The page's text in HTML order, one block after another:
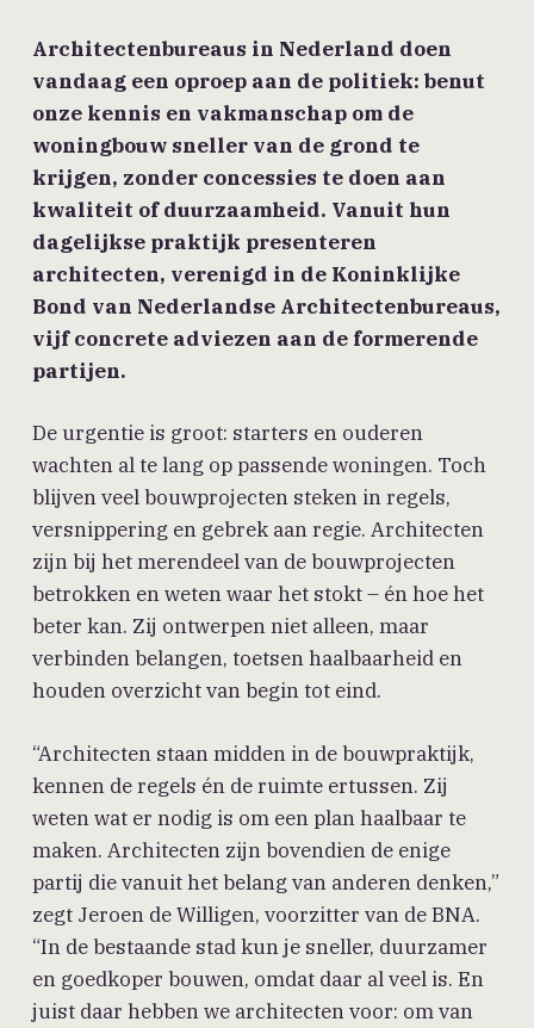
Architectenbureaus in Nederland doen
vandaag een oproep aan de politiek: benut
onze kennis en vakmanschap om de
woningbouw sneller van de grond te
krijgen, zonder concessies te doen aan
kwaliteit of duurzaamheid. Vanuit hun
dagelijkse praktijk presenteren
architecten, verenigd in de Koninklijke
Bond van Nederlandse Architectenbureaus,
vijf concrete adviezen aan de formerende
partijen.
De urgentie is groot: starters en ouderen
wachten al te lang op passende woningen. Toch
blijven veel bouwprojecten steken in regels,
versnippering en gebrek aan regie. Architecten
zijn bij het merendeel van de bouwprojecten
betrokken en weten waar het stokt – én hoe het
beter kan. Zij ontwerpen niet alleen, maar
verbinden belangen, toetsen haalbaarheid en
houden overzicht van begin tot eind.
“Architecten staan midden in de bouwpraktijk,
kennen de regels én de ruimte ertussen. Zij
weten wat er nodig is om een plan haalbaar te
maken. Architecten zijn bovendien de enige
partij die vanuit het belang van anderen denken,”
zegt Jeroen de Willigen, voorzitter van de BNA.
“In de bestaande stad kun je sneller, duurzamer
en goedkoper bouwen, omdat daar al veel is. En
juist daar hebben we architecten voor: om van